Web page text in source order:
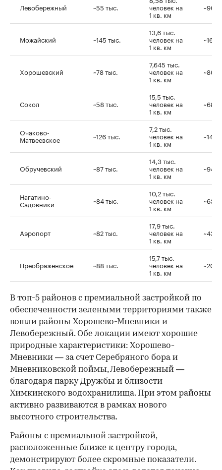
Левобережный ~55 тыс. человек на
1 кв. км
Можайский ~145 тыс.
13,6 тыс.
человек на
1 кв. км
Хорошевский ~78 тыс.
7,645 тыс.
человек на
1 кв. км
Сокол ~58 тыс.
15,5 тыс.
человек на
1 кв. км
~68,9
Очаково-
Матвеевское ~126 тыс.
7,2 тыс.
человек на
1 кв. км
~143
Обручевский ~87 тыс.
14,3 тыс.
человек на
1 кв. км
~94 га
Нагатино-
Садовники ~84 тыс.
10,2 тыс.
человек на
1 кв. км
~63 га
Аэропорт ~82 тыс.
17,9 тыс.
человек на
1 кв. км
Преображенское ~88 тыс.
15,7 тыс.
человек на
1 кв. км
В топ-5 районов с премиальной застройкой по
обеспеченности зелеными территориями также
вошли районы Хорошево-Мневники и
Левобережный. Обе локации имеют хорошие
природные характеристики: Хорошево-
Мневники — за счет Серебряного бора и
Мневниковской поймы, Левобережный —
благодаря парку Дружбы и близости
Химкинского водохранилища. При этом районы
активно развиваются в рамках нового
высотного строительства.
Районы с премиальной застройкой,
расположенные ближе к центру города,
демонстрируют более скромные показатели.